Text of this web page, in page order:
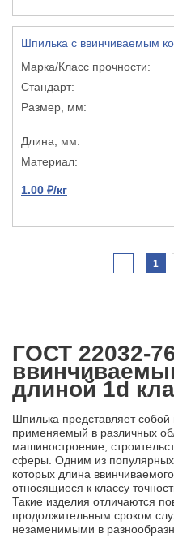
Шпилька с ввинчиваемым
1.00 ₽/кг
1
ГОСТ 22032-
длиной 1d
Шпилька представляет
применяемый в различных
машиностроение,
сферы. Одним из
которых длина
относящиеся к классу
Такие изделия отличаются
продолжительным сроком
незаменимыми в